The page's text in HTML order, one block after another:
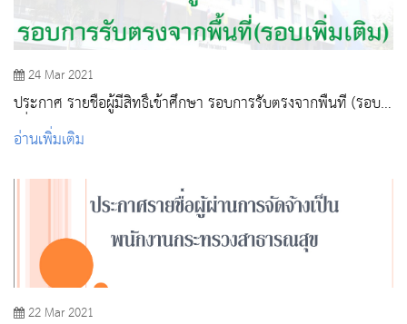
24 Mar 2021
ประกาศ รายชื่อผู้มีสิทธิ์เข้าศึกษา รอบการรับตรงจากพื้นที่ (รอบ
เพิ่มเติม)
อ่านเพิ่มเติม
22 Mar 2021